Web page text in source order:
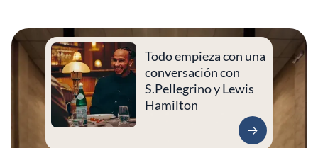
Todo empieza con una
conversación con
S.Pellegrino y Lewis
Hamilton